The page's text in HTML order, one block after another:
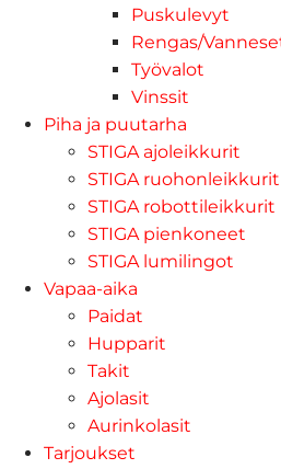
Puskulevyt
Rengas/
Työvalot
Vinssit
Piha ja puutarha
STIGA ajoleikkurit
STIGA ruohonleikkurit
STIGA robottileikkurit
STIGA pienkoneet
STIGA lumilingot
Vapaa-aika
Paidat
Hupparit
Takit
Ajolasit
Aurinkolasit
Tarjoukset